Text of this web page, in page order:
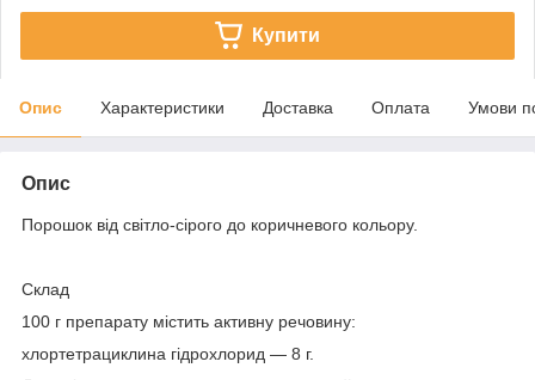
Купити
Опис Характеристики Доставка Оплата Умови
Опис
Порошок від світло-сірого до коричневого кольору.
Склад
100 г препарату містить активну речовину:
хлортетрациклина гідрохлорид — 8 г.